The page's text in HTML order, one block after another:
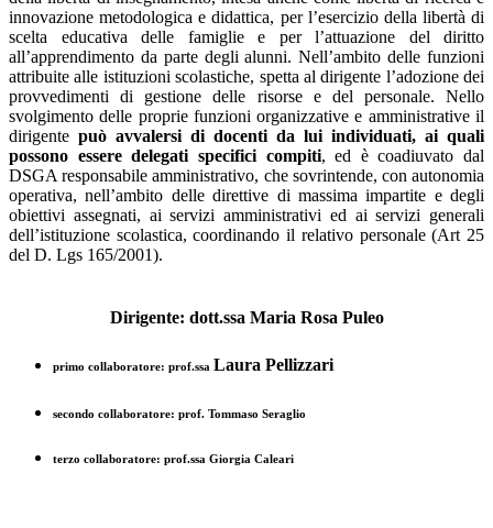
innovazione metodologica e didattica, per l’esercizio della libertà di
scelta educativa delle famiglie e per l’attuazione del diritto
all’apprendimento da parte degli alunni. Nell’ambito delle funzioni
attribuite alle istituzioni scolastiche, spetta al dirigente l’adozione dei
provvedimenti di gestione delle risorse e del personale. Nello
svolgimento delle proprie funzioni organizzative e amministrative il
dirigente può avvalersi di docenti da lui individuati, ai quali
possono essere delegati specifici compiti, ed è coadiuvato dal
DSGA responsabile amministrativo, che sovrintende, con autonomia
operativa, nell’ambito delle direttive di massima impartite e degli
obiettivi assegnati, ai servizi amministrativi ed ai servizi generali
dell’istituzione scolastica, coordinando il relativo personale (Art 25
del D. Lgs 165/2001).
Dirigente: dott.ssa Maria Rosa Puleo
primo collaboratore: prof.ssa Laura Pellizzari
secondo collaboratore: prof. Tommaso Seraglio
terzo collaboratore: prof.ssa Giorgia Caleari